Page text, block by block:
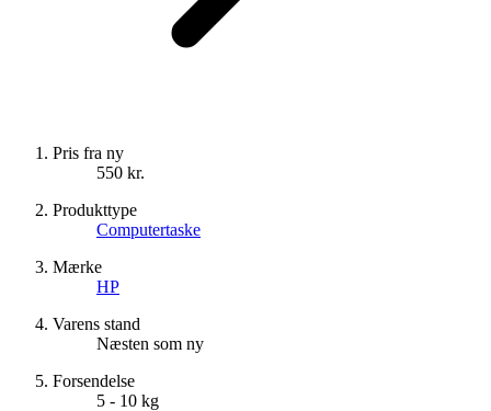
Pris fra ny
550 kr.
Produkttype
Computertaske
Mærke
HP
Varens stand
Næsten som ny
Forsendelse
5 - 10 kg